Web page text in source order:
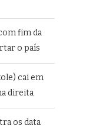
fim da
o país
cai em
direita
os data